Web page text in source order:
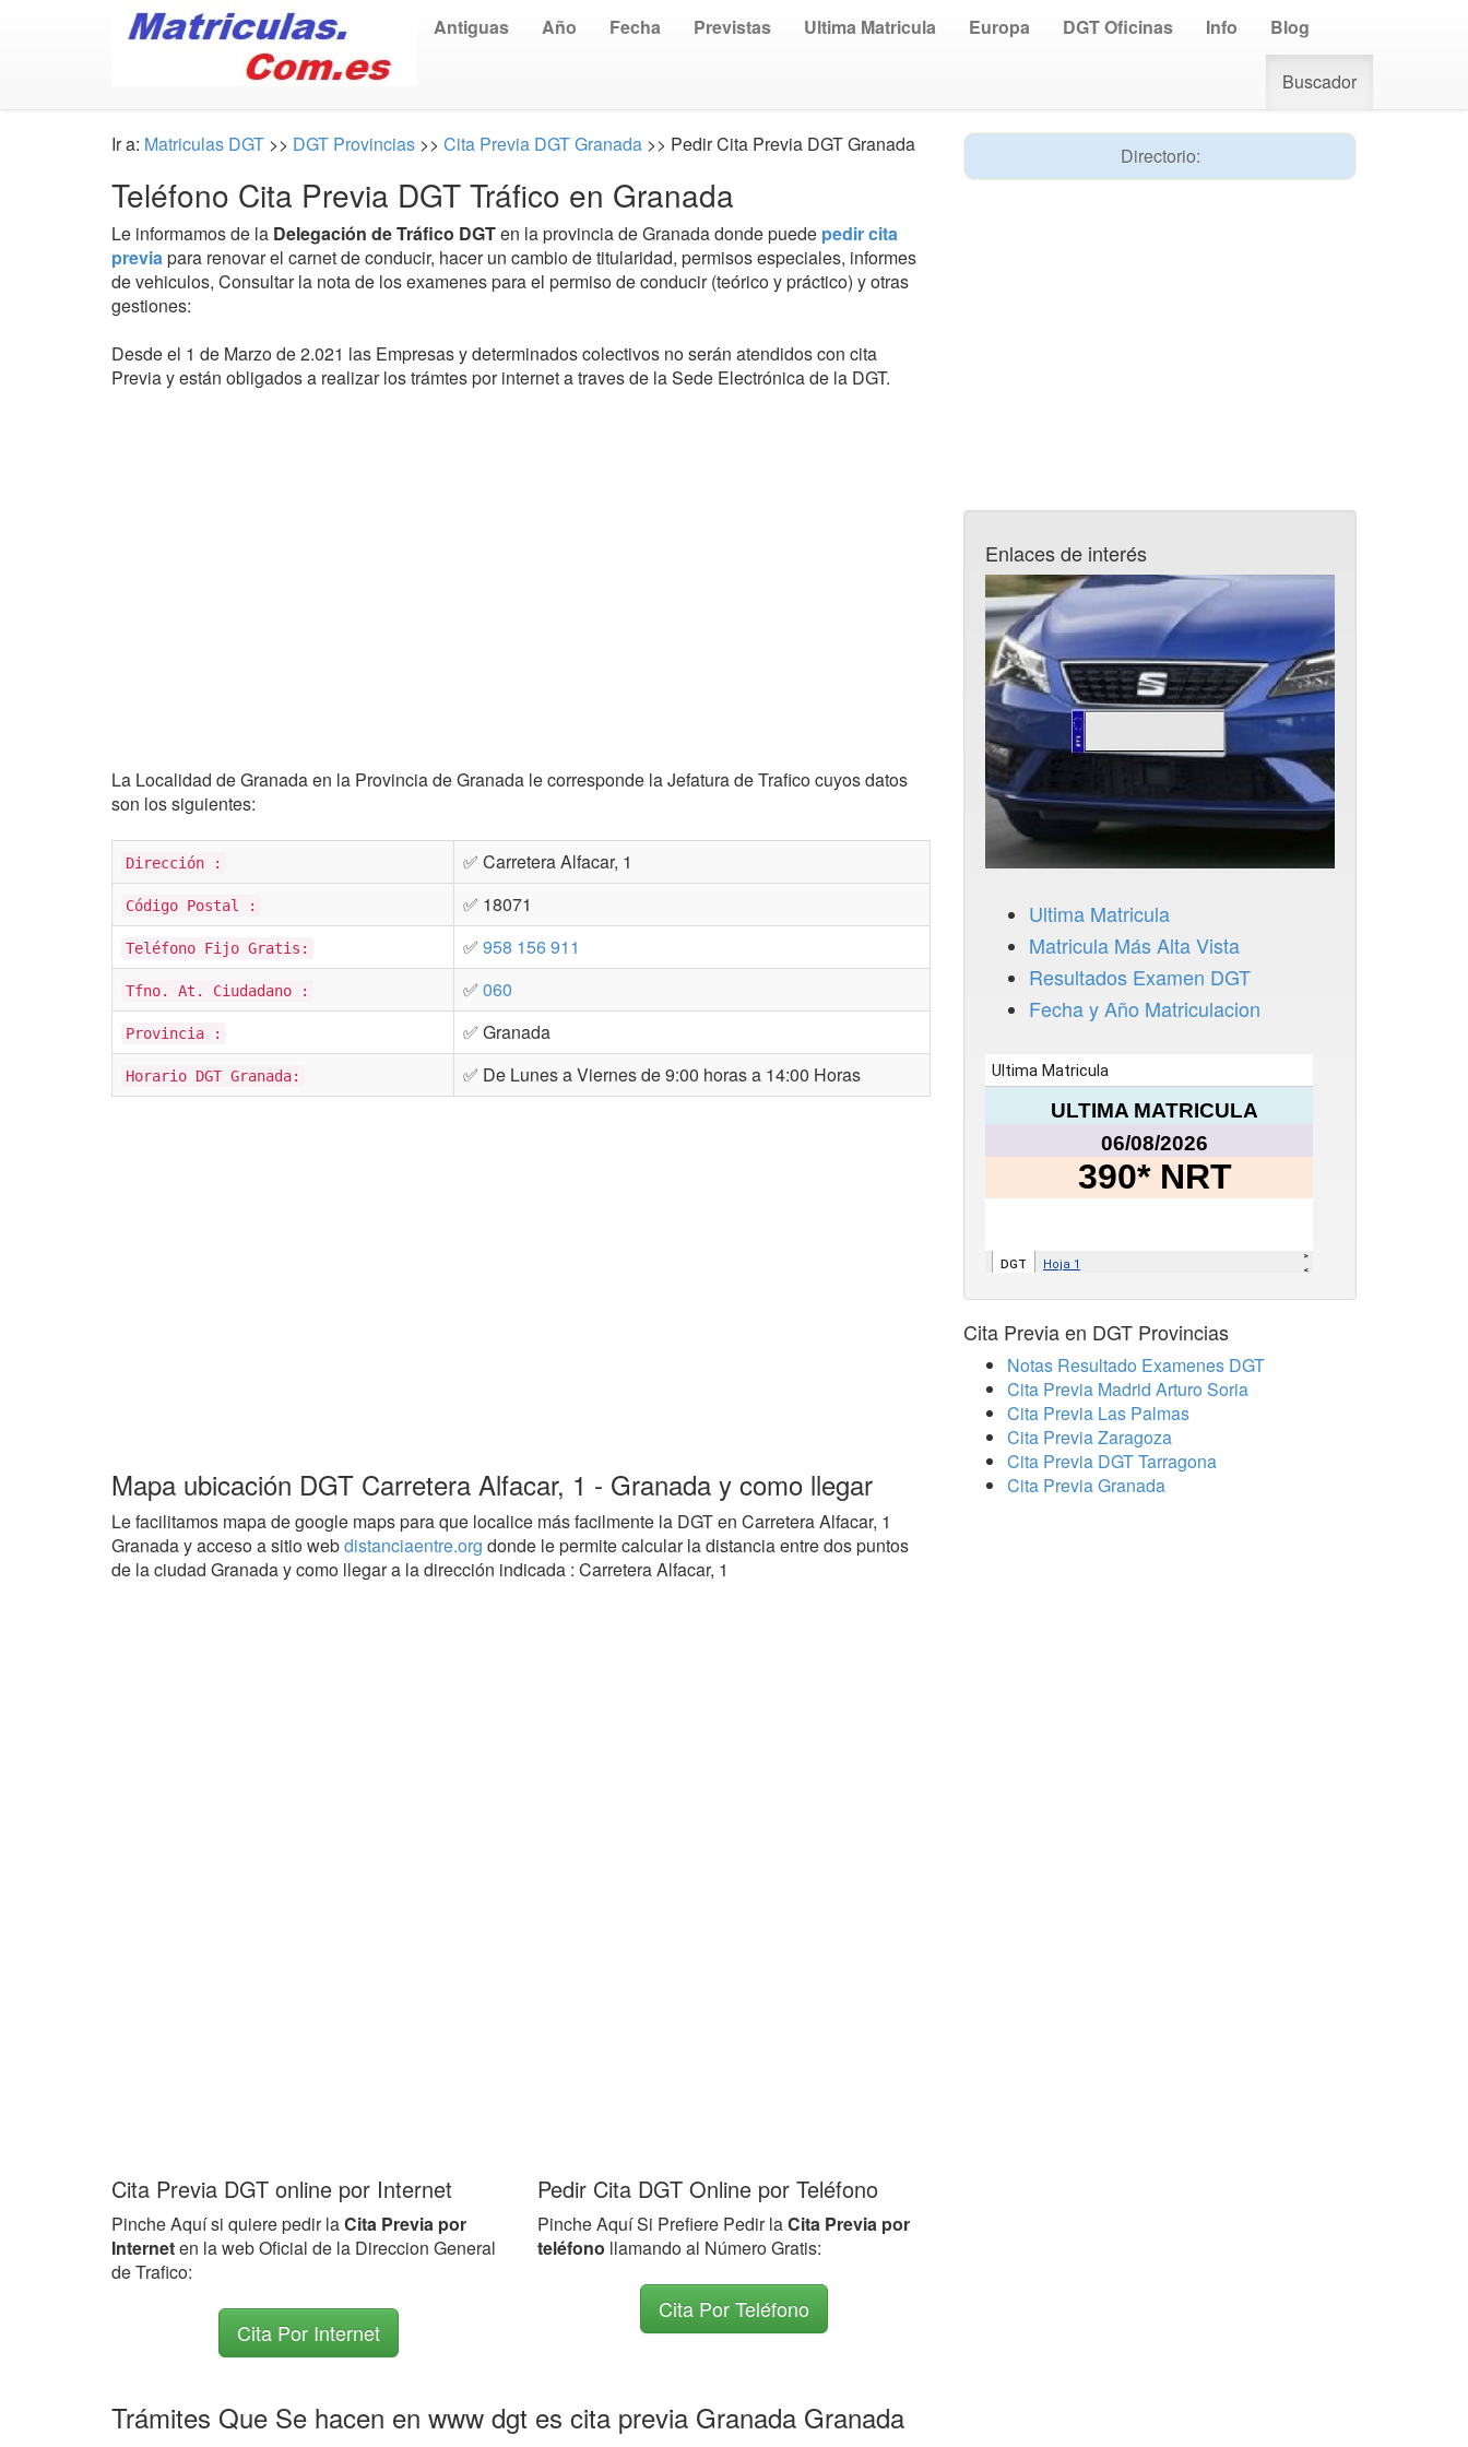
Antiguas Año Fecha Previstas Ultima Matricula Europa DGT Oficinas Info Blog
Buscador
Ir a: Matriculas DGT >> DGT Provincias >> Cita Previa DGT Granada >> Pedir Cita Previa DGT Granada
Teléfono Cita Previa DGT Tráfico en Granada
Le informamos de la Delegación de Tráfico DGTen la provincia de Granada donde puede pedir cita
previapara renovar el carnet de conducir, hacer un cambio de titularidad, permisos especiales, informes
de vehiculos, Consultar la nota de los examenes para el permiso de conducir (teórico y práctico) y otras
gestiones:
Desde el 1 de Marzo de 2.021 las Empresas y determinados colectivos no serán atendidos con cita
Previa y están obligados a realizar los trámtes por internet a traves de la Sede Electrónica de la DGT.
La Localidad de Granada en la Provincia de Granada le corresponde la Jefatura de Trafico cuyos datos
son los siguientes:
Dirección : ✅ Carretera Alfacar, 1
Código Postal : ✅ 18071
Teléfono Fijo Gratis: ✅ 958 156 911
Tfno. At. Ciudadano : ✅ 060
Provincia : ✅ Granada
Horario DGT Granada: ✅ De Lunes a Viernes de 9:00 horas a 14:00 Horas
Mapa ubicación DGT Carretera Alfacar, 1 - Granada y como llegar
Le facilitamos mapa de google maps para que localice más facilmente la DGT en Carretera Alfacar, 1
Granada y acceso a sitio webdistanciaentre.org donde le permite calcular la distancia entre dos puntos
de la ciudad Granada y como llegar a la dirección indicada : Carretera Alfacar, 1
Cita Previa DGT online por Internet
Pinche Aquí si quiere pedir laCita Previa por
Interneten la web Oficial de la Direccion General
de Trafico:
Cita Por Internet
Pedir Cita DGT Online por Teléfono
Pinche Aquí Si Prefiere Pedir laCita Previa por
teléfono llamando al Número Gratis:
Cita Por Teléfono
Trámites Que Se hacen en www dgt es cita previa Granada Granada
Directorio:
Enlaces de interés
Ultima Matricula
Matricula Más Alta Vista
Resultados Examen DGT
Fecha y Año Matriculacion
Cita Previa en DGT Provincias
Notas Resultado Examenes DGT
Cita Previa Madrid Arturo Soria
Cita Previa Las Palmas
Cita Previa Zaragoza
Cita Previa DGT Tarragona
Cita Previa Granada